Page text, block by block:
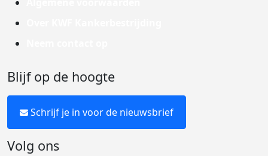
Blijf op de hoogte
Schrijf je in voor de nieuwsbrief
Volg ons